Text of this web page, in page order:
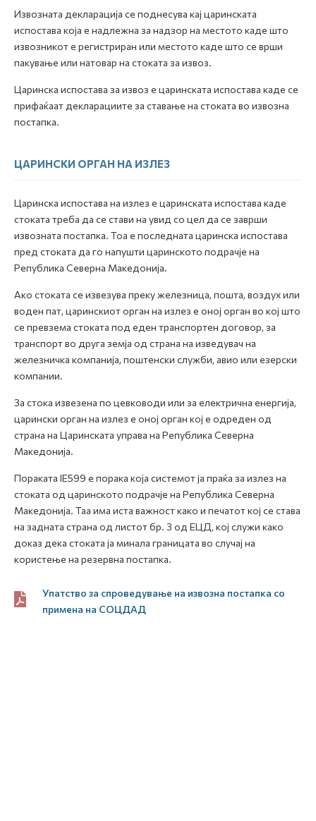
Извозната декларација се поднесува кај царинската
испостава која е надлежна за надзор на местото каде што
извозникот е регистриран или местото каде што се врши
пакување или натовар на стоката за извоз.
Царинска испостава за извоз е царинската испостава каде се
прифаќаат декларациите за ставање на стоката во извозна
постапка.
ЦАРИНСКИ ОРГАН НА ИЗЛЕЗ
Царинска испостава на излез е царинската испостава каде
стоката треба да се стави на увид со цел да се заврши
извозната постапка. Тоа е последната царинска испостава
пред стоката да го напушти царинското подрачје на
Република Северна Македонија.
Ако стоката се извезува преку железница, пошта, воздух или
воден пат, царинскиот орган на излез е оној орган во кој што
се превзема стоката под еден транспортен договор, за
транспорт во друга земја од страна на изведувач на
железничка компанија, поштенски служби, авио или езерски
компании.
За стока извезена по цевководи или за електрична енергија,
царински орган на излез е оној орган кој е одреден од
страна на Царинската управа на Република Северна
Македонија.
Пораката IE599 е порака која системот ја праќа за излез на
стоката од царинското подрачје на Република Северна
Македонија. Таа има иста важност како и печатот кој се става
на задната страна од листот бр. 3 од ЕЦД, кој служи како
доказ дека стоката ја минала границата во случај на
користење на резервна постапка.
Упатство за спроведување на извозна постапка со
примена на СОЦДАД